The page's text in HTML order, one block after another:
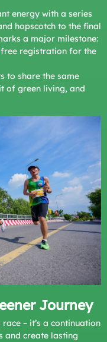
energy with a series
hopscotch to the final
a major milestone:
registration for the
to share the same
of green living, and
Journey
– it’s a continuation
and create lasting